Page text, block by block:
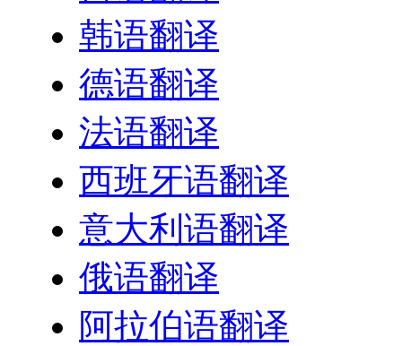
韩语翻译
德语翻译
法语翻译
西班牙语翻译
意大利语翻译
俄语翻译
阿拉伯语翻译